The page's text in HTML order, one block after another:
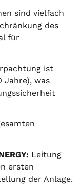
sind vielfach
des
für
ist
Jahre), was
Leitung
ersten
der Anlage.